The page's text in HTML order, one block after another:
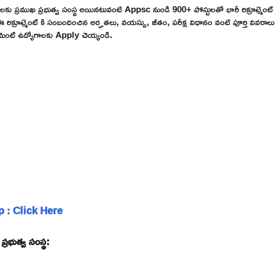
ప్రముఖ ప్రభుత్వ సంస్థ అయినటువంటి Appsc నుండి 900+ పోస్టులతో భారీ రిక్రూట్మెంట్
కి సంబందించిన అర్హతలు, వయస్సు, జీతం, పరీక్ష విధానం వంటి పూర్తి వివరాలు
ఉద్యోగాలకు Apply చెయ్యండి.
: Click Here
సంస్థ: